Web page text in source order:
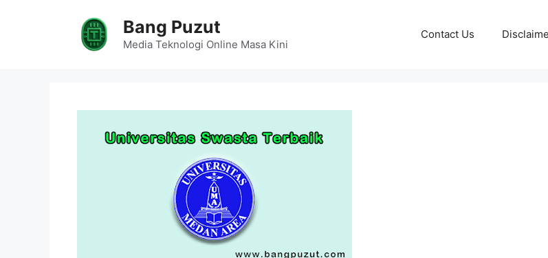
Bang Puzut
Media Teknologi Online Masa Kini
Contact Us